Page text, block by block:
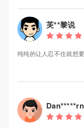
芙**黎说
纯纯的让人忍不住就想